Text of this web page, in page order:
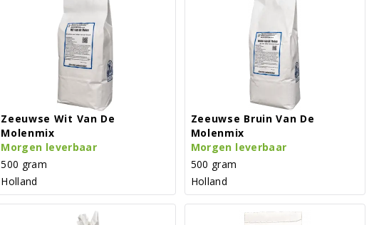
Zeeuwse Wit Van De
Molenmix
Morgen leverbaar
500 gram
Holland
Zeeuwse Bruin Van De
Molenmix
Morgen leverbaar
500 gram
Holland